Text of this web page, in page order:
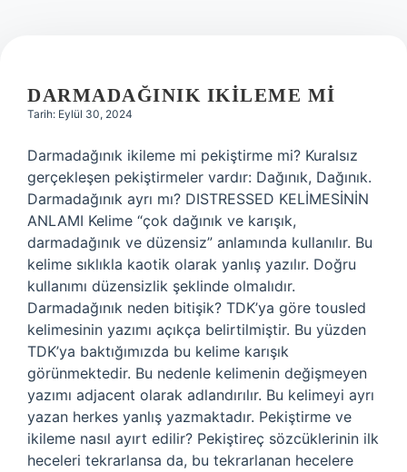
DARMADAĞINIK IKILEME MI
Tarih: Eylül 30, 2024
Darmadağınık ikileme mi pekiştirme mi? Kuralsız
gerçekleşen pekiştirmeler vardır: Dağınık, Dağınık.
Darmadağınık ayrı mı? DISTRESSED KELİMESİNİN
ANLAMI Kelime “çok dağınık ve karışık,
darmadağınık ve düzensiz” anlamında kullanılır. Bu
kelime sıklıkla kaotik olarak yanlış yazılır. Doğru
kullanımı düzensizlik şeklinde olmalıdır.
Darmadağınık neden bitişik? TDK’ya göre tousled
kelimesinin yazımı açıkça belirtilmiştir. Bu yüzden
TDK’ya baktığımızda bu kelime karışık
görünmektedir. Bu nedenle kelimenin değişmeyen
yazımı adjacent olarak adlandırılır. Bu kelimeyi ayrı
yazan herkes yanlış yazmaktadır. Pekiştirme ve
ikileme nasıl ayırt edilir? Pekiştireç sözcüklerinin ilk
heceleri tekrarlansa da, bu tekrarlanan hecelere